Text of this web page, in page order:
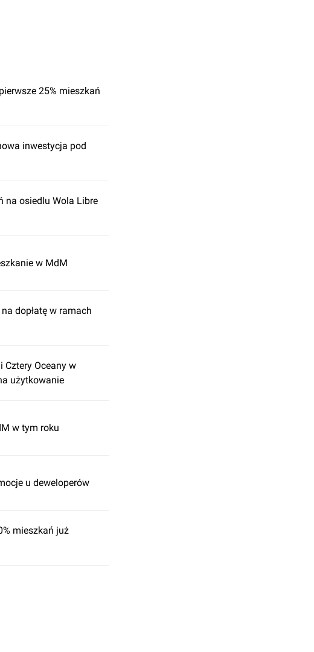
25% mieszkań
inwestycja pod
na osiedlu Wola Libre
w MdM
dopłatę w ramach
Cztery Oceany w
użytkowanie
w tym roku
u deweloperów
mieszkań już